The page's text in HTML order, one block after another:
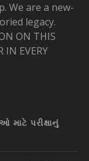
We are a new-
legacy.
ON THIS
IN EVERY
માટે પરીક્ષાનું